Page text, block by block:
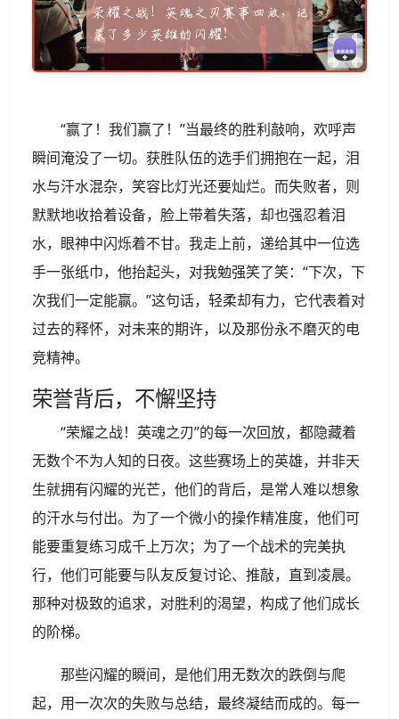
“赢了！我们赢了！”当最终的胜利敲响，欢呼声
瞬间淹没了一切。获胜队伍的选手们拥抱在一起，泪
水与汗水混杂，笑容比灯光还要灿烂。而失败者，则
默默地收拾着设备，脸上带着失落，却也强忍着泪
水，眼神中闪烁着不甘。我走上前，递给其中一位选
手一张纸巾，他抬起头，对我勉强笑了笑：“下次，下
次我们一定能赢。”这句话，轻柔却有力，它代表着对
过去的释怀，对未来的期许，以及那份永不磨灭的电
竞精神。
荣誉背后，不懈坚持
“荣耀之战！英魂之刃”的每一次回放，都隐藏着
无数个不为人知的日夜。这些赛场上的英雄，并非天
生就拥有闪耀的光芒，他们的背后，是常人难以想象
的汗水与付出。为了一个微小的操作精准度，他们可
能要重复练习成千上万次；为了一个战术的完美执
行，他们可能要与队友反复讨论、推敲，直到凌晨。
那种对极致的追求，对胜利的渴望，构成了他们成长
的阶梯。
那些闪耀的瞬间，是他们用无数次的跌倒与爬
起，用一次次的失败与总结，最终凝结而成的。每一